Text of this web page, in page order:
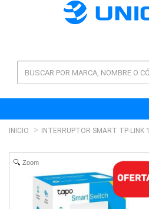
INICIO INTERRUPTOR SMART TP-LINK
Zoom